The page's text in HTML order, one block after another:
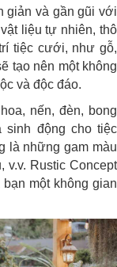
giản và gần gũi với
liệu tự nhiên, thô
tiệc cưới, như gỗ,
tạo nên một không
và độc đáo.
nến, đèn, bong
sinh động cho tiệc
là những gam màu
v.v. Rustic Concept
một không gian